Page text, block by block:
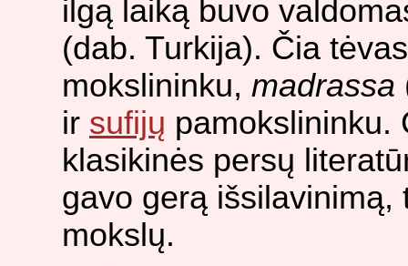
ilgą laiką buvo
(dab. Turkija). Čia
mokslininku, madrassa
ir sufijų pamokslininku.
klasikinės persų
gavo gerą išsilavinimą,
mokslų.